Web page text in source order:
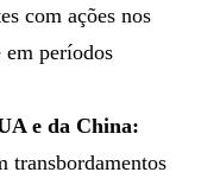
com ações nos
em períodos
e da China:
transbordamentos